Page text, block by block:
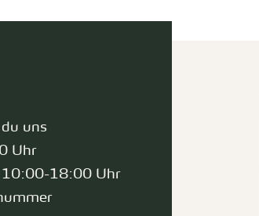
uns
Uhr
10:00-18:00 Uhr